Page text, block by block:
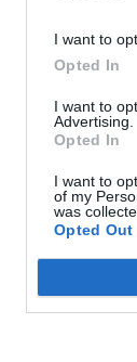
I want to
Opted In
I want to
Advertising.
Opted In
I want to
of my
was
Opted Out